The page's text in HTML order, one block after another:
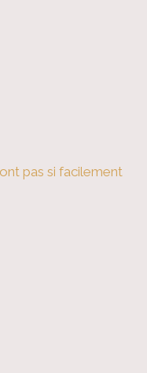
pas si facilement